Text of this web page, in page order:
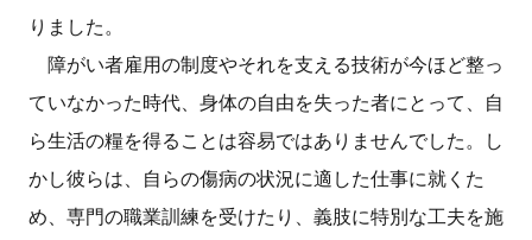
りました。
障がい者雇用の制度やそれを支える技術が今ほど整っ
ていなかった時代、身体の自由を失った者にとって、自
ら生活の糧を得ることは容易ではありませんでした。し
かし彼らは、自らの傷病の状況に適した仕事に就くた
め、専門の職業訓練を受けたり、義肢に特別な工夫を施